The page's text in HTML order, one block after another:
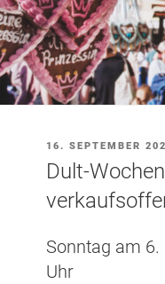
VERÖFFENTLICHT
AM
16. SEPTEMBER
Dult-
Sonntag am 6.
Uhr